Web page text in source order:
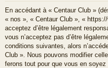
En accédant à « Centaur Club »
« nos », « Centaur Club », «
acceptez d’être légalement
vous n’acceptez pas d’être
conditions suivantes, alors
Club ». Nous pouvons modifier
ferons tout pour que vous en